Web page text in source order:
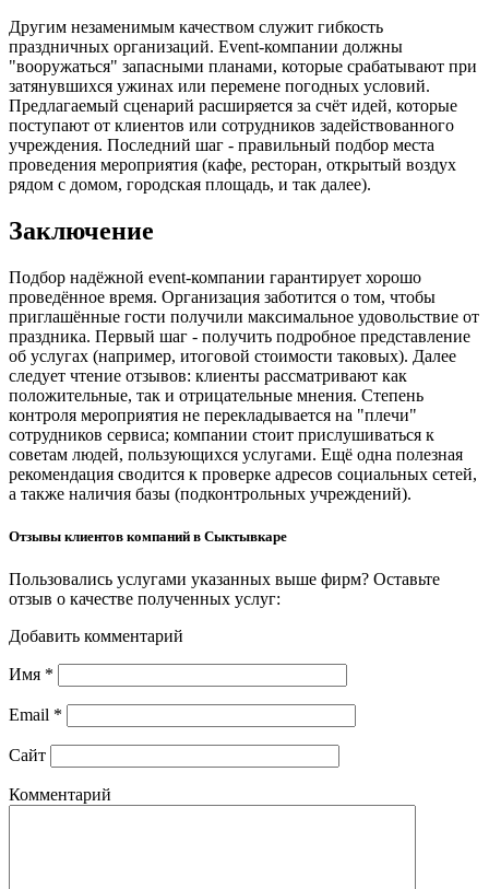
Другим незаменимым качеством служит гибкость
праздничных организаций. Event-компании должны
"вооружаться" запасными планами, которые срабатывают при
затянувшихся ужинах или перемене погодных условий.
Предлагаемый сценарий расширяется за счёт идей, которые
поступают от клиентов или сотрудников задействованного
учреждения. Последний шаг - правильный подбор места
проведения мероприятия (кафе, ресторан, открытый воздух
рядом с домом, городская площадь, и так далее).
Заключение
Подбор надёжной event-компании гарантирует хорошо
проведённое время. Организация заботится о том, чтобы
приглашённые гости получили максимальное удовольствие от
праздника. Первый шаг - получить подробное представление
об услугах (например, итоговой стоимости таковых). Далее
следует чтение отзывов: клиенты рассматривают как
положительные, так и отрицательные мнения. Степень
контроля мероприятия не перекладывается на "плечи"
сотрудников сервиса; компании стоит прислушиваться к
советам людей, пользующихся услугами. Ещё одна полезная
рекомендация сводится к проверке адресов социальных сетей,
а также наличия базы (подконтрольных учреждений).
Отзывы клиентов компаний в Сыктывкаре
Пользовались услугами указанных выше фирм? Оставьте
отзыв о качестве полученных услуг:
Добавить комментарий
Имя *
Email *
Сайт
Комментарий